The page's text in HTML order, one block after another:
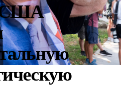
США